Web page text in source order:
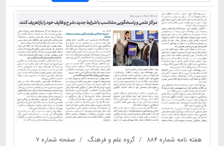
هفته نامه شماره ۸۸۴ گروه علم و فرهنگ صفحه شماره ۷